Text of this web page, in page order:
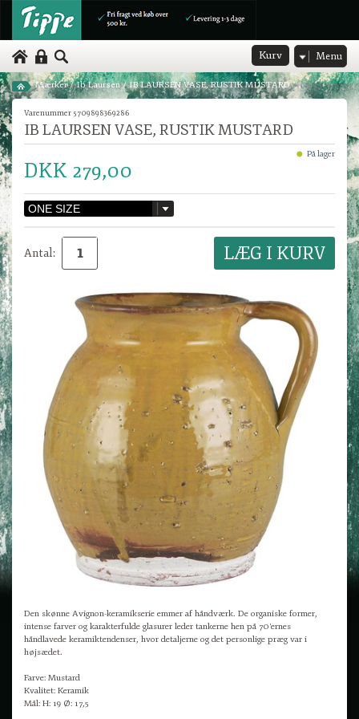
Kurv Menu
Mærker/ Ib Laursen/ IB LAURSEN VASE, RUSTIK MUSTARD
Varenummer 5709898369286
IB LAURSEN VASE, RUSTIK MUSTARD
På lager
DKK 279,00
Antal:
Den skønne Avignon-keramikserie emmer af håndværk. De organiske former,
intense farver og karakterfulde glasurer leder tankerne hen på 70'ernes
håndlavede keramiktendenser, hvor detaljerne og det personlige præg var i
højsædet.
Farve: Mustard
Kvalitet: Keramik
Mål: H: 19 Ø: 17,5